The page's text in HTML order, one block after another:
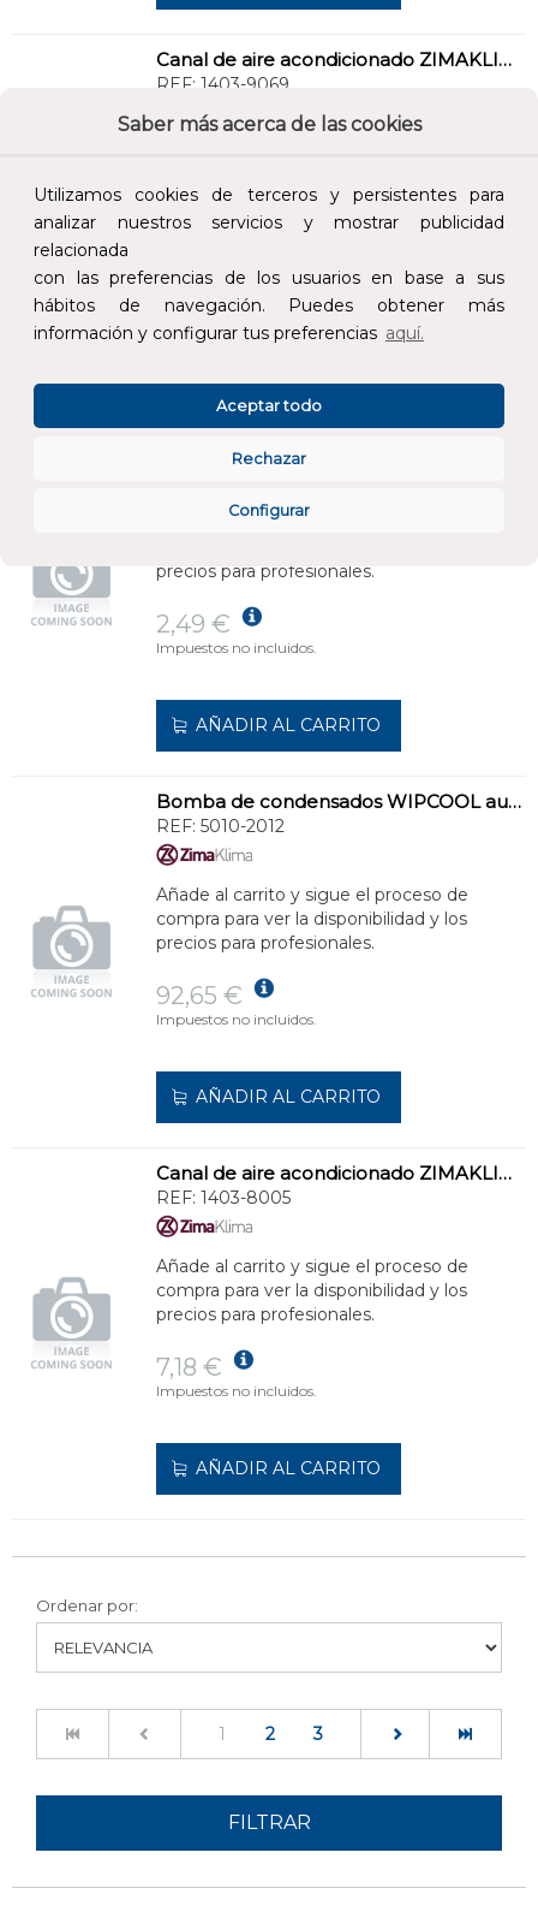
Saber más acerca de las cookies
Utilizamos cookies de terceros y persistentes para
analizar nuestros servicios y mostrar publicidad
relacionada
con las preferencias de los usuarios en base a sus
hábitos de navegación. Puedes obtener más
información y configurar tus preferencias aquí.
Configurar
Rechazar
Aceptar todo
Canal de aire acondicionado ZIMAKLIMA 1403-9069 de alta capacidad ideal para viviendas
REF: 1403-9069
precios para profesionales.
Impuestos no incluidos.
Canal de aire acondicionado ZIMAKLIMA 1403-6506 mediana ideal para viviendas
1403-6506
Añade al carrito y sigue el proceso de
precios para profesionales.
2,49 €
Impuestos no incluidos.
AÑADIR AL CARRITO
Bomba de condensados WIPCOOL automática para sistemas split
REF: 5010-2012
Añade al carrito y sigue el proceso de
compra para ver la disponibilidad y los
precios para profesionales.
92,65 €
Impuestos no incluidos.
AÑADIR AL CARRITO
Canal de aire acondicionado ZIMAKLIMA 1403-8005 ancha para sistemas múltiples
REF: 1403-8005
Añade al carrito y sigue el proceso de
compra para ver la disponibilidad y los
precios para profesionales.
7,18 €
Impuestos no incluidos.
AÑADIR AL CARRITO
Ordenar por:
1 (current)
2 3
FILTRAR